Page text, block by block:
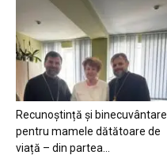
Recunoștință și binecuvântare
pentru mamele dătătoare de
viață – din partea...